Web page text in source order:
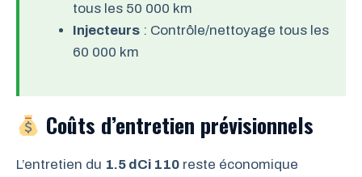
tous les 50 000 km
Injecteurs : Contrôle/nettoyage tous les
60 000 km
Coûts d’entretien prévisionnels
L’entretien du 1.5 dCi 110 reste économique